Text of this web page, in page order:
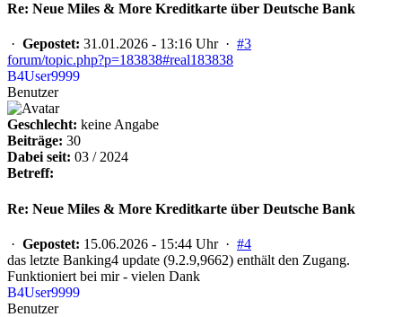
Re: Neue Miles & More Kreditkarte über Deutsche Bank
· Gepostet: 31.01.2026 - 13:16 Uhr · #3
forum/topic.php?p=183838#real183838
B4User9999
Benutzer
Geschlecht: keine Angabe
Beiträge: 30
Dabei seit: 03 / 2024
Betreff:
Re: Neue Miles & More Kreditkarte über Deutsche Bank
· Gepostet: 15.06.2026 - 15:44 Uhr · #4
das letzte Banking4 update (9.2.9,9662) enthält den Zugang.
Funktioniert bei mir - vielen Dank
B4User9999
Benutzer